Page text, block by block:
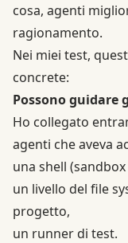
cosa, agenti
ragionamento.
Nei miei test,
concrete:
Possono guidare
Ho collegato
agenti che aveva
una shell
un livello del file
progetto,
un runner di test.